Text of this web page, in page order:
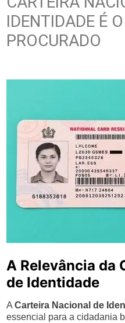
IDENTIDADE É
PROCURADO
A Relevância da
de Identidade
ACarteira Nacional de
essencial para a cidadania